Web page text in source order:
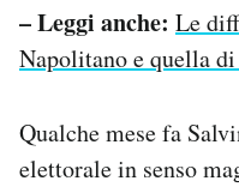
– Leggi anche: Le
Napolitano e quella
Qualche mese fa
elettorale in senso